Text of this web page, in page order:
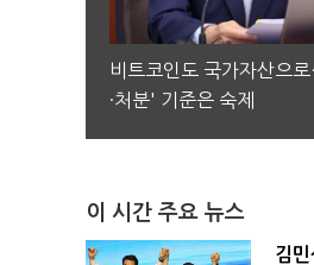
비트코인도 국가자산으
·처분' 기준은 숙제
이 시간 주요 뉴스
김